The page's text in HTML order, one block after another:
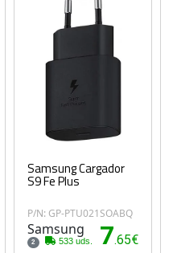
Samsung Cargador
S9 Fe Plus
P/N: GP-PTU021SOABQ
Samsung
2 533 uds. 7.65€